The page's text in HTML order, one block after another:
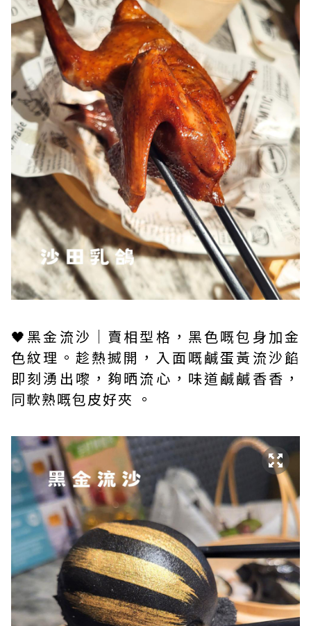
🖤黑金流沙｜賣相型格，黑色嘅包身加金
色紋理。趁熱搣開，入面嘅鹹蛋黃流沙餡
即刻湧出嚟，夠晒流心，味道鹹鹹香香，
同軟熟嘅包皮好夾 。